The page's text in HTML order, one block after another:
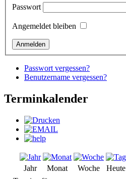
Passwort
Angemeldet bleiben
Passwort vergessen?
Benutzername vergessen?
Terminkalender
Jahr Monat Woche Heute